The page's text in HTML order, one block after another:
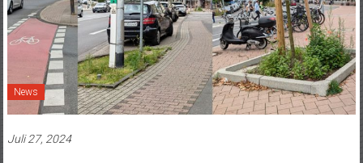
News
Juli 27, 2024